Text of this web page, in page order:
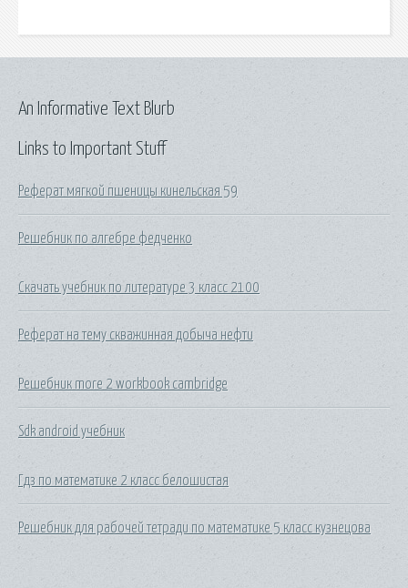
Links to Important Stuff
Реферат мягкой пшеницы кинельская 59
Решебник по алгебре федченко
Скачать учебник по литературе 3 класс 2100
Реферат на тему скважинная добыча нефти
Решебник more 2 workbook cambridge
Sdk android учебник
Гдз по математике 2 класс белошистая
Решебник для рабочей тетради по математике 5 класс кузнецова
An Informative Text Blurb